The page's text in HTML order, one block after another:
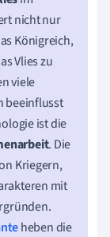
nicht nur
Königreich,
Vlies zu
viele
beeinflusst
ist die
. Die
Kriegern,
mit
heben die